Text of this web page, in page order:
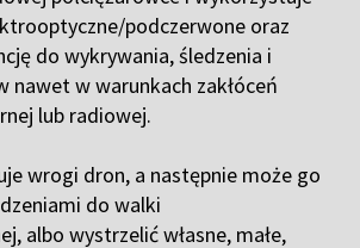
podczerwone oraz
do wykrywania, śledzenia i
nawet w warunkach zakłóceń
lub radiowej.
wrogi dron, a następnie może go
do walki
albo wystrzelić własne, małe,